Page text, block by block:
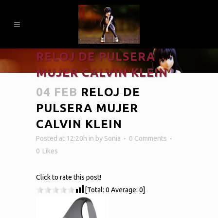
RELOJ DE PULSERA
MUJER CALVIN KLEIN
04 FEB RELOJ DE
PULSERA MUJER
CALVIN KLEIN
Posted at 12:20h in by Sonia
0 Comments
0 Likes
Click to rate this post!
[Total: 0 Average: 0]